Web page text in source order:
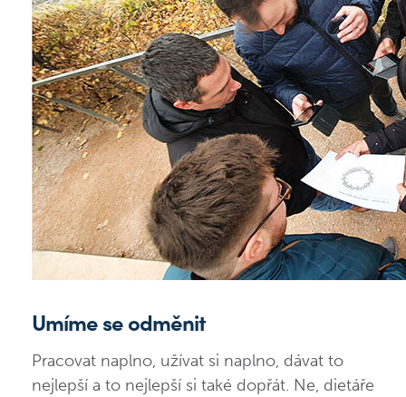
Umíme se odměnit
Pracovat naplno, užívat si naplno, dávat to
nejlepší a to nejlepší si také dopřát. Ne, dietáře